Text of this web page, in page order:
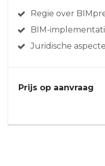
Regie over
BIM-
Juridische
Prijs op aanvraag